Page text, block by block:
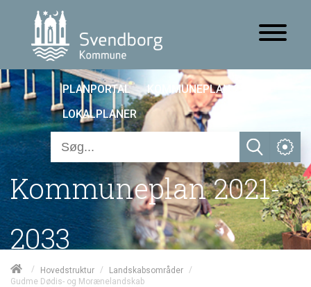
PLANPORTAL
KOMMUNEPLAN 25
LOKALPLANER
Kommuneplan 2021-
2033
/ Hovedstruktur / Landskabsområder
/
Gudme Dødis- og Morænelandskab